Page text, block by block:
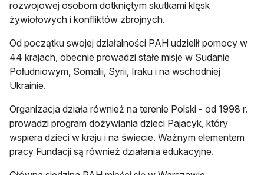
rozwojowej osobom dotkniętym skutkami klęsk
żywiołowych i konfliktów zbrojnych.
Od początku swojej działalności PAH udzielił pomocy w
44 krajach, obecnie prowadzi stałe misje w Sudanie
Południowym, Somalii, Syrii, Iraku i na wschodniej
Ukrainie.
Organizacja działa również na terenie Polski - od 1998 r.
prowadzi program dożywiania dzieci Pajacyk, który
wspiera dzieci w kraju i na świecie. Ważnym elementem
pracy Fundacji są również działania edukacyjne.